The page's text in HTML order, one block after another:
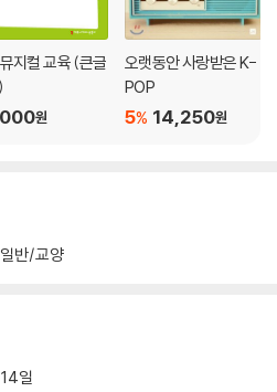
지컬 교육 (큰글
원
오랫동안 사랑받은 K-
POP
14,250원
5%
반/교양
일